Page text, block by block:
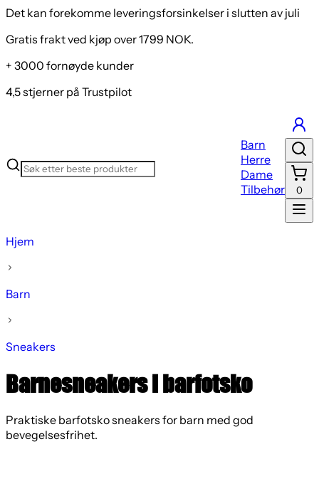
Det kan forekomme leveringsforsinkelser i slutten av juli
Gratis frakt ved kjøp over 1799 NOK.
+ 3000 fornøyde kunder
4,5 stjerner på Trustpilot
Barn
Herre
Dame
Tilbehør
0
Hjem
Barn
Sneakers
Barnesneakers i barfotsko
Praktiske barfotsko sneakers for barn med god
bevegelsesfrihet.